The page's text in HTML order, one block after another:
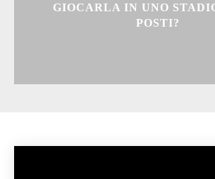
GIOCARLA IN UNO
POSTI?